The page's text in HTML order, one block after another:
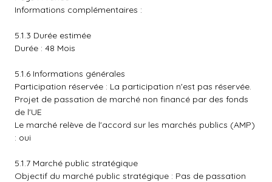
Informations complémentaires :
5.1.3 Durée estimée
Durée : 48 Mois
5.1.6 Informations générales
Participation réservée : La participation n'est pas réservée.
Projet de passation de marché non financé par des fonds
de l'UE
Le marché relève de l'accord sur les marchés publics (AMP)
: oui
5.1.7 Marché public stratégique
Objectif du marché public stratégique : Pas de passation